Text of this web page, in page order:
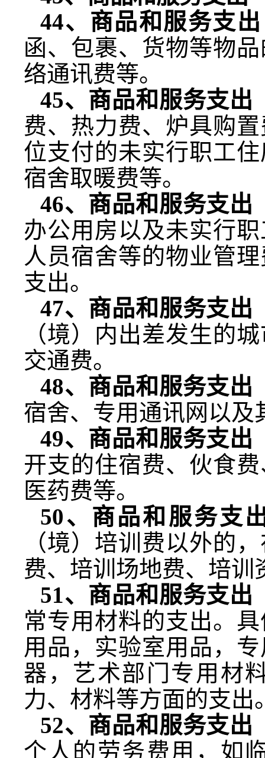
44、商品和服务支
函、包裹、货物等物
络通讯费等。
45、商品和服务支出
费、热力费、炉具购
位支付的未实行职工
宿舍取暖费等。
46、商品和服务支出
办公用房以及未实行
人员宿舍等的物业管
支出。
47、商品和服务支出
（境）内出差发生的
交通费。
48、商品和服务支出
宿舍、专用通讯网以及
49、商品和服务支出
开支的住宿费、伙食
医药费等。
50、商品和服务支
（境）培训费以外的
费、培训场地费、培
51、商品和服务支出
常专用材料的支出。
用品，实验室用品，
器，艺术部门专用材
力、材料等方面的支出
52、商品和服务支出
个人的劳务费用，如